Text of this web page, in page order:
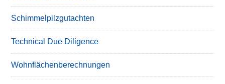
Schimmelpilzgutachten
Technical Due Diligence
Wohnflächenberechnungen